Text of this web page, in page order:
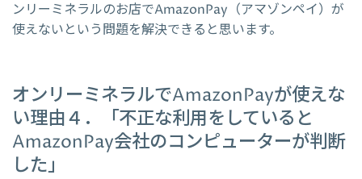
ンリーミネラルのお店でAmazonPay（アマゾンペイ）が
使えないという問題を解決できると思います。
オンリーミネラルでAmazonPayが使えな
い理由４．「不正な利用をしていると
AmazonPay会社のコンピューターが判断
した」